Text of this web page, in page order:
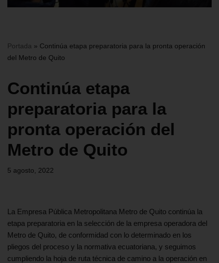
Portada » Continúa etapa preparatoria para la pronta operación
del Metro de Quito
Continúa etapa
preparatoria para la
pronta operación del
Metro de Quito
5 agosto, 2022
La Empresa Pública Metropolitana Metro de Quito continúa la
etapa preparatoria en la selección de la empresa operadora del
Metro de Quito, de conformidad con lo determinado en los
pliegos del proceso y la normativa ecuatoriana, y seguimos
cumpliendo la hoja de ruta técnica de camino a la operación en